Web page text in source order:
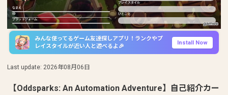
なまえ
ID
プラットフォーム
プレイスタイル
ひとこと
みんな使ってるゲーム友達探しアプリ！ランクやプ
レイスタイルが近い人と遊べるよ🎉
Install Now
Last update: 2026年08月06日
【Oddsparks: An Automation Adventure】自己紹介カー